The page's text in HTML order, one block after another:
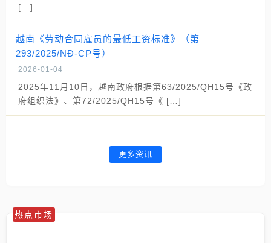
[…]
越南《劳动合同雇员的最低工资标准》（第
293/2025/NĐ-CP号）
2026-01-04
2025年11月10日，越南政府根据第63/2025/QH15号《政
府组织法》、第72/2025/QH15号《 […]
更多资讯
热点市场